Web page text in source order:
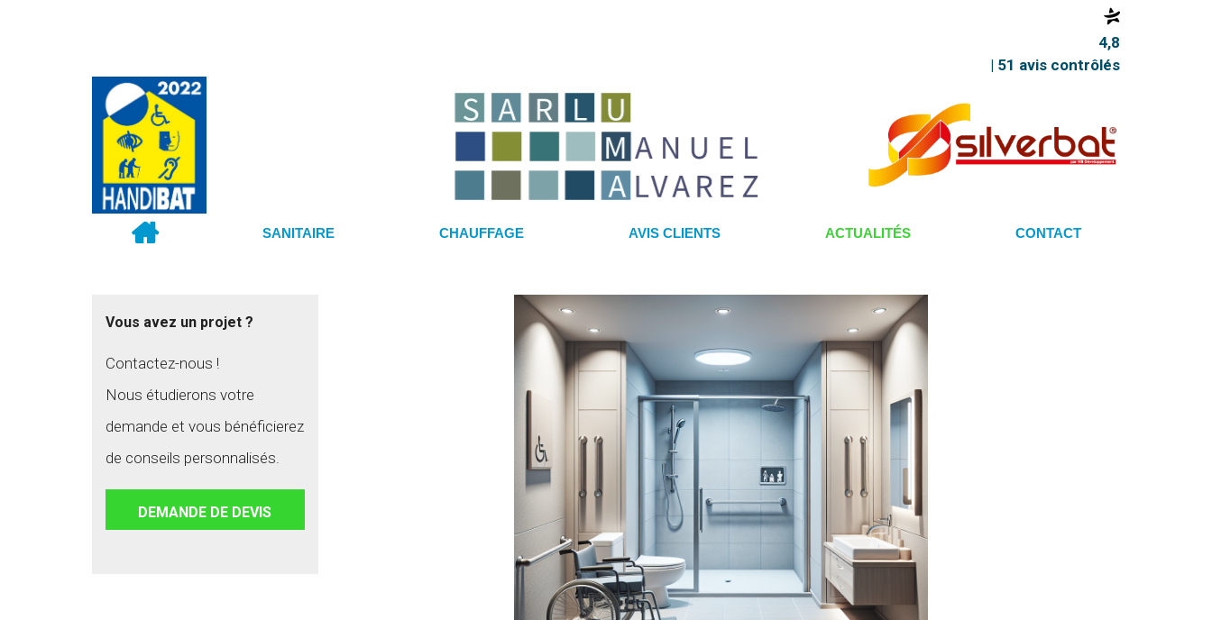
4,8
| 51 avis contrôlés
SANITAIRE CHAUFFAGE AVIS CLIENTS ACTUALITÉS CONTACT
Vous avez un projet ?
Contactez-nous !
Nous étudierons votre
demande et vous bénéficierez
de conseils personnalisés.
DEMANDE DE DEVIS